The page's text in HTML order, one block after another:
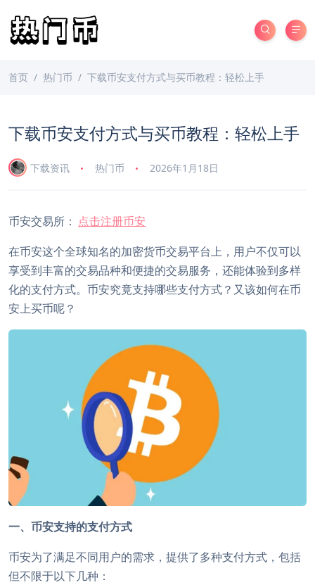
首页 热门币 下载币安支付方式与买币教程：轻松上手
下载币安支付方式与买币教程：轻松上手
下载资讯 热门币 2026年1月18日
币安交易所： 点击注册币安
在币安这个全球知名的加密货币交易平台上，用户不仅可以
享受到丰富的交易品种和便捷的交易服务，还能体验到多样
化的支付方式。币安究竟支持哪些支付方式？又该如何在币
安上买币呢？
一、币安支持的支付方式
币安为了满足不同用户的需求，提供了多种支付方式，包括
但不限于以下几种：